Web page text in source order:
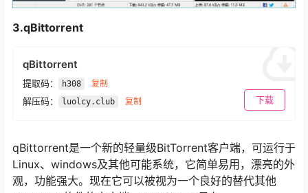
3.qBittorrent
qBittorrent
提取码： h308 复制
解压码： luolcy.club 复制 下载
qBittorrent是一个新的轻量级BitTorrent客户端，可运行于
Linux、windows及其他可能系统，它简单易用，漂亮的外
观，功能强大。现在它可以被视为一个良好的替代其他